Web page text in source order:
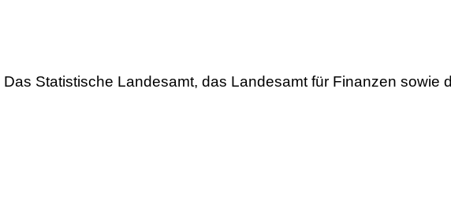
Das Statistische Landesamt, das Landesamt für Finanzen